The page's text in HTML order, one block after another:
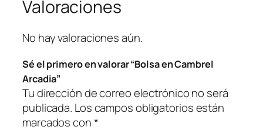
c
d
a
c
a
n
t
Valoraciones
No hay valoraciones aún.
Sé el primero en valorar “Bolsa en Cambrel
Arcadia”
Tu dirección de correo electrónico no será
publicada. Los campos obligatorios están
marcados con*